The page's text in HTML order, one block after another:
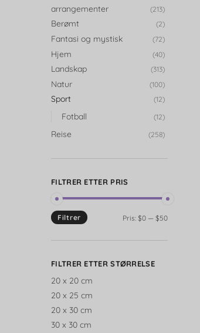
arrangementer (213)
Berømt (2)
Fantasi og mystisk (72)
Hjem (40)
Landskap (313)
Natur (100)
Sport (12)
Fotball (12)
Reise (258)
FILTRER ETTER PRIS
Filtrer Pris: $0— $50
FILTRER ETTER STØRRELSE
20 x 20 cm
20 x 25 cm
20 x 30 cm
30 x 30 cm